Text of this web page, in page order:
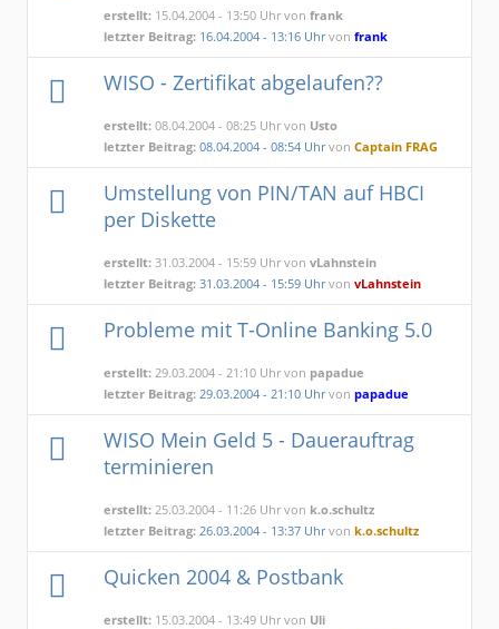
erstellt: 15.04.2004 - 13:50 Uhr vonfrank
letzter Beitrag: 16.04.2004 - 13:16 Uhrvonfrank
WISO - Zertifikat abgelaufen??
erstellt: 08.04.2004 - 08:25 Uhr von Usto
letzter Beitrag: 08.04.2004 - 08:54 UhrvonCaptain FRAG
Umstellung von PIN/TAN auf HBCI
per Diskette
erstellt: 31.03.2004 - 15:59 Uhr vonvLahnstein
letzter Beitrag: 31.03.2004 - 15:59 UhrvonvLahnstein
Probleme mit T-Online Banking 5.0
erstellt: 29.03.2004 - 21:10 Uhr von papadue
letzter Beitrag: 29.03.2004 - 21:10 Uhrvonpapadue
WISO Mein Geld 5 - Dauerauftrag
terminieren
erstellt: 25.03.2004 - 11:26 Uhr von k.o.schultz
letzter Beitrag: 26.03.2004 - 13:37 Uhrvonk.o.schultz
Quicken 2004 & Postbank
erstellt: 15.03.2004 - 13:49 Uhr von Uli